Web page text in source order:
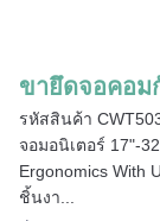
ขายึดจอคอม
รหัสสินค้า
จอมอนิเตอร์ 17"-
Ergonomics With
ชิ้นงา...